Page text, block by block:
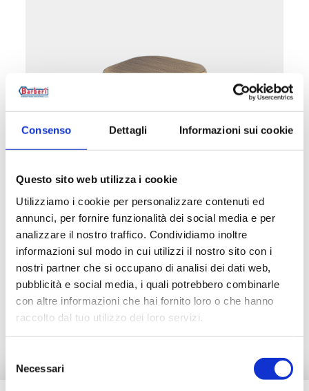
Consenso Dettagli Informazioni sui cookie
Questo sito web utilizza i cookie
Utilizziamo i cookie per personalizzare contenuti ed
annunci, per fornire funzionalità dei social media e per
analizzare il nostro traffico. Condividiamo inoltre
informazioni sul modo in cui utilizzi il nostro sito con i
nostri partner che si occupano di analisi dei dati web,
pubblicità e social media, i quali potrebbero combinarle
con altre informazioni che hai fornito loro o che hanno
raccolto dal tuo utilizzo dei loro servizi.
delNecessari
Tapón para radiador
Temperatura máxima de servicio: 95 °C.
Presión máxima de servicio: 10 bar
Ir al producto